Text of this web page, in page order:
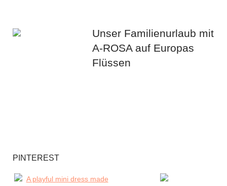
Unser Familienurlaub mit
A-ROSA auf Europas
Flüssen
PINTEREST